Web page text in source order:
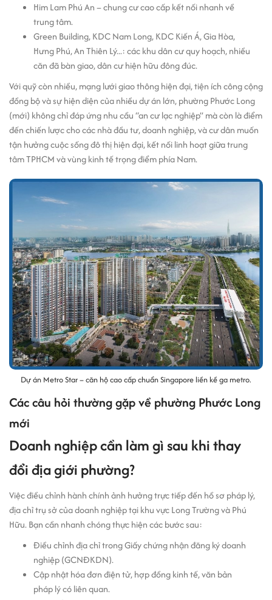
Him Lam Phú An – chung cư cao cấp kết nối nhanh về
trung tâm.
Green Building, KDC Nam Long, KDC Kiến Á, Gia Hòa,
Hưng Phú, An Thiên Lý...: các khu dân cư quy hoạch, nhiều
căn đã bàn giao, dân cư hiện hữu đông đúc.
Với quỹ còn nhiều, mạng lưới giao thông hiện đại, tiện ích công cộng
đồng bộ và sự hiện diện của nhiều dự án lớn, phường Phước Long
(mới) không chỉ đáp ứng nhu cầu “an cư lạc nghiệp” mà còn là điểm
đến chiến lược cho các nhà đầu tư, doanh nghiệp, và cư dân muốn
tận hưởng cuộc sống đô thị hiện đại, kết nối linh hoạt giữa trung
tâm TPHCM và vùng kinh tế trọng điểm phía Nam.
Dự án Metro Star – căn hộ cao cấp chuẩn Singapore liền kề ga metro.
Các câu hỏi thường gặp về phường Phước Long
mới
Doanh nghiệp cần làm gì sau khi thay
đổi địa giới phường?
Việc điều chỉnh hành chính ảnh hưởng trực tiếp đến hồ sơ pháp lý,
địa chỉ trụ sở của doanh nghiệp tại khu vực Long Trường và Phú
Hữu. Bạn cần nhanh chóng thực hiện các bước sau:
Điều chỉnh địa chỉ trong Giấy chứng nhận đăng ký doanh
nghiệp (GCNĐKDN).
Cập nhật hóa đơn điện tử, hợp đồng kinh tế, văn bản
pháp lý có liên quan.